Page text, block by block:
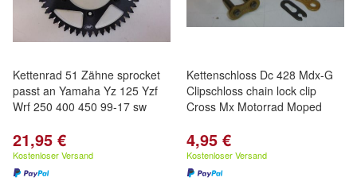
Kettenrad 51 Zähne sprocket
passt an Yamaha Yz 125 Yzf
Wrf 250 400 450 99-17 sw
21,95 €
Kostenloser Versand
Kettenschloss Dc 428 Mdx-G
Clipschloss chain lock clip
Cross Mx Motorrad Moped
4,95 €
Kostenloser Versand